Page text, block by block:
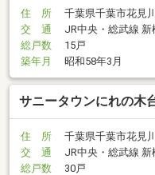
住 所
千葉県千葉市花見
交 通
JR中央・総武線
総戸数
15戸
築年月
昭和58年3月
サニータウンにれの木
住 所
千葉県千葉市花見
交 通
JR中央・総武線
総戸数
30戸